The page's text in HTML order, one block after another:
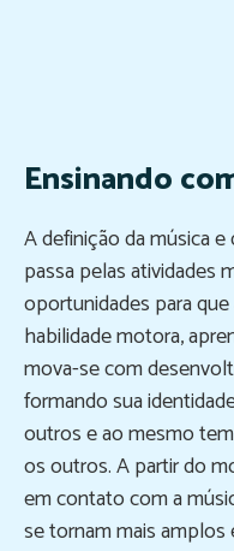
Ensinando
A definição da música
passa pelas atividades
oportunidades para
habilidade motora,
mova-se com
formando sua
outros e ao mesmo
os outros. A partir do
em contato com a
se tornam mais amplos